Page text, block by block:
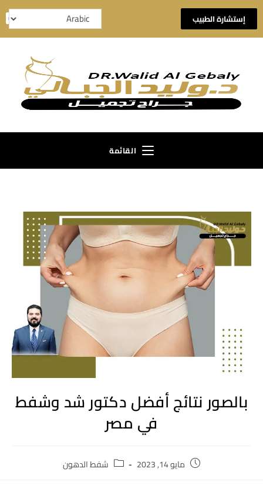
إستشارة الطبيب
القائمة
بالصور نتائج أفضل دكتور شد وشفط
في مصر
مايو 14, 2023 شفط الدهون